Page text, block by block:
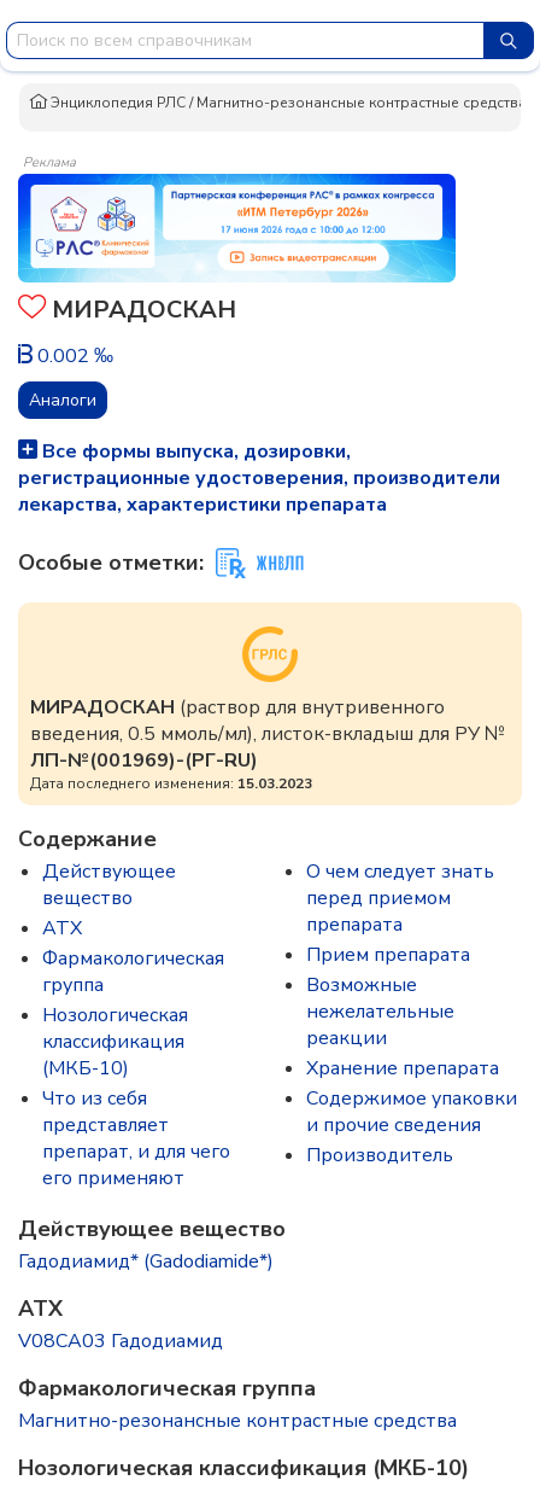
Энциклопедия РЛС/Магнитно-резонансные контрастные средства
Реклама
МИРАДОСКАН
0.002 ‰
Аналоги
Все формы выпуска, дозировки,
регистрационные удостоверения, производители
лекарства, характеристики препарата
Особые отметки:
МИРАДОСКАН (раствор для внутривенного
введения, 0.5 ммоль/мл), листок-вкладыш для РУ №
ЛП-№(001969)-(РГ-RU)
Дата последнего изменения: 15.03.2023
Содержание
Действующее
вещество
ATX
Фармакологическая
группа
Нозологическая
классификация
(МКБ-10)
Что из себя
представляет
препарат, и для чего
его применяют
О чем следует знать
перед приемом
препарата
Прием препарата
Возможные
нежелательные
реакции
Хранение препарата
Содержимое упаковки
и прочие сведения
Производитель
Действующее вещество
Гадодиамид* (Gadodiamide*)
ATX
V08CA03 Гадодиамид
Фармакологическая группа
Магнитно-резонансные контрастные средства
Нозологическая классификация (МКБ-10)